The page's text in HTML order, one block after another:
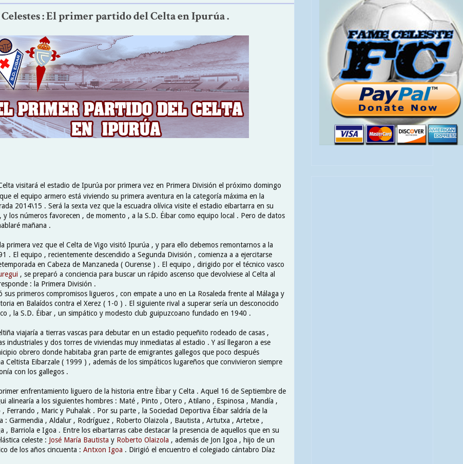
: El primer partido del Celta en Ipurúa .
visitará el estadio de Ipurúa por primera vez en Primera División el próximo domingo
el equipo armero está viviendo su primera aventura en la categoría máxima en la
2014\15 . Será la sexta vez que la escuadra olívica visite el estadio eibartarra en su
y los números favorecen , de momento , a la S.D. Éibar como equipo local . Pero de datos
mañana .
primera vez que el Celta de Vigo visitó Ipurúa , y para ello debemos remontarnos a la
. El equipo , recientemente descendido a Segunda División , comienza a a ejercitarse
en Cabeza de Manzaneda ( Ourense ) . El equipo , dirigido por el técnico vasco
, se preparó a conciencia para buscar un rápido ascenso que devolviese al Celta al
: la Primera División .
sus primeros compromisos ligueros , con empate a uno en La Rosaleda frente al Málaga y
en Balaídos contra el Xerez ( 1-0 ) . El siguiente rival a superar sería un desconocido
, la S.D. Éibar , un simpático y modesto club guipuzcoano fundado en 1940 .
viajaría a tierras vascas para debutar en un estadio pequeñito rodeado de casas ,
industriales y dos torres de viviendas muy inmediatas al estadio . Y así llegaron a ese
obrero donde habitaba gran parte de emigrantes gallegos que poco después
Celtista Eibarzale ( 1999 ) , además de los simpáticos lugareños que convivieron siempre
con los gallegos .
enfrentamiento liguero de la historia entre Èibar y Celta . Aquel 16 de Septiembre de
alinearía a los siguientes hombres : Maté , Pinto , Otero , Atilano , Espinosa , Mandía ,
, Ferrando , Maric y Puhalak . Por su parte , la Sociedad Deportiva Éibar saldría de la
: Garmendia , Aldalur , Rodríguez , Roberto Olaizola , Bautista , Artutxa , Artetxe ,
, Barriola e Igoa . Entre los eibartarras cabe destacar la presencia de aquellos que en su
celeste : José María Bautista y Roberto Olaizola , además de Jon Igoa , hijo de un
de los años cincuenta : Antxon Igoa . Dirigió el encuentro el colegiado cántabro Díaz